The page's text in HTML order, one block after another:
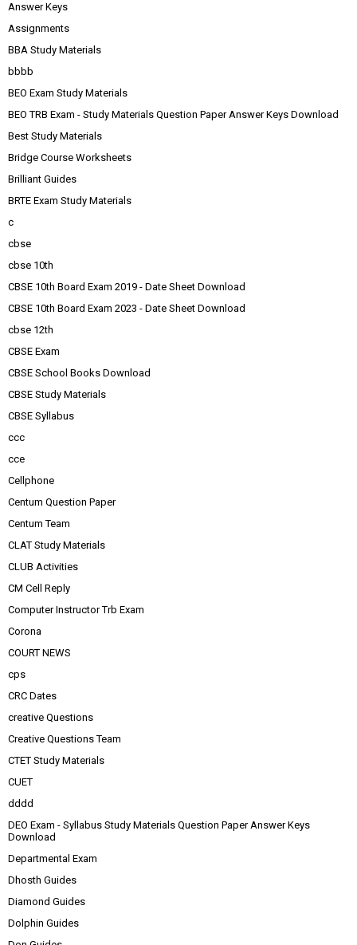
Answer Keys
Assignments
BBA Study Materials
bbbb
BEO Exam Study Materials
BEO TRB Exam - Study Materials Question Paper Answer Keys Download
Best Study Materials
Bridge Course Worksheets
Brilliant Guides
BRTE Exam Study Materials
c
cbse
cbse 10th
CBSE 10th Board Exam 2019 - Date Sheet Download
CBSE 10th Board Exam 2023 - Date Sheet Download
cbse 12th
CBSE Exam
CBSE School Books Download
CBSE Study Materials
CBSE Syllabus
ccc
cce
Cellphone
Centum Question Paper
Centum Team
CLAT Study Materials
CLUB Activities
CM Cell Reply
Computer Instructor Trb Exam
Corona
COURT NEWS
cps
CRC Dates
creative Questions
Creative Questions Team
CTET Study Materials
CUET
dddd
DEO Exam - Syllabus Study Materials Question Paper Answer Keys
Download
Departmental Exam
Dhosth Guides
Diamond Guides
Dolphin Guides